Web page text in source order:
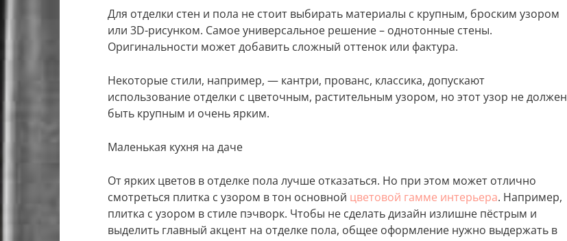
Для отделки стен и пола не стоит выбирать материалы с крупным, броским узором
или 3D-рисунком. Самое универсальное решение – однотонные стены.
Оригинальности может добавить сложный оттенок или фактура.
Некоторые стили, например, — кантри, прованс, классика, допускают
использование отделки с цветочным, растительным узором, но этот узор не должен
быть крупным и очень ярким.
Маленькая кухня на даче
От ярких цветов в отделке пола лучше отказаться. Но при этом может отлично
смотреться плитка с узором в тон основной цветовой гамме интерьера. Например,
плитка с узором в стиле пэчворк. Чтобы не сделать дизайн излишне пёстрым и
выделить главный акцент на отделке пола, общее оформление нужно выдержать в